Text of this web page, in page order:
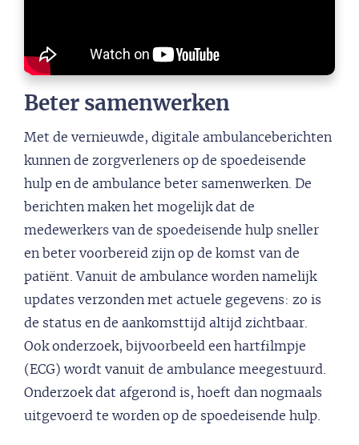
Beter samenwerken
Met de vernieuwde, digitale ambulanceberichten
kunnen de zorgverleners op de spoedeisende
hulp en de ambulance beter samenwerken. De
berichten maken het mogelijk dat de
medewerkers van de spoedeisende hulp sneller
en beter voorbereid zijn op de komst van de
patiënt. Vanuit de ambulance worden namelijk
updates verzonden met actuele gegevens: zo is
de status en de aankomsttijd altijd zichtbaar.
Ook onderzoek, bijvoorbeeld een hartfilmpje
(ECG) wordt vanuit de ambulance meegestuurd.
Onderzoek dat afgerond is, hoeft dan nogmaals
uitgevoerd te worden op de spoedeisende hulp.